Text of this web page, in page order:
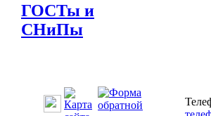
ГОСТы и
СНиПы